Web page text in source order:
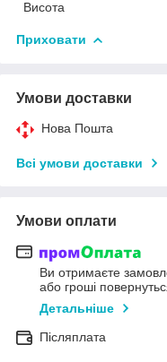
Висота
Приховати
Умови доставки
Нова Пошта
Всі умови доставки
Умови оплати
Ви отримаєте
або гроші
Детальніше
Післяплата